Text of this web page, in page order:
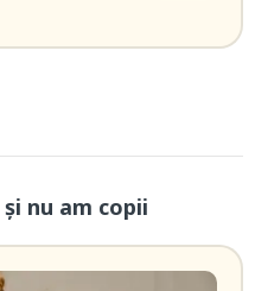
nu am copii